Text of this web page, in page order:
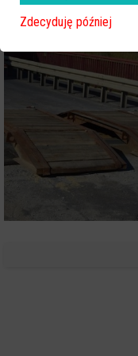
Zdecyduję później